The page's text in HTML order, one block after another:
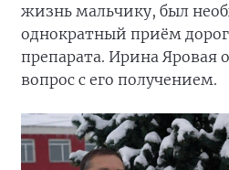
жизнь мальчику, был
однократный приём
препарата. Ирина Яровая
вопрос с его получением.